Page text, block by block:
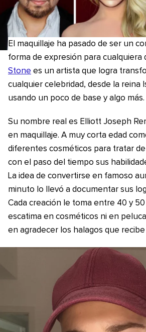
El maquillaje ha pasado de ser un
forma de expresión para cualquiera
Stone es un artista que logra
cualquier celebridad, desde la reina
usando un poco de base y algo más.
Su nombre real es Elliott Joseph
en maquillaje. A muy corta edad
diferentes cosméticos para tratar
con el paso del tiempo sus
La idea de convertirse en famoso
minuto lo llevó a documentar sus
Cada creación le toma entre 40 y
escatima en cosméticos ni en
en agradecer los halagos que recibe